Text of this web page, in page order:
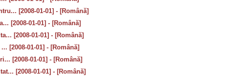
[2008-01-01] - [Română]
[2008-01-01] - [Română]
[2008-01-01] - [Română]
[2008-01-01] - [Română]
[2008-01-01] - [Română]
[2008-01-01] - [Română]